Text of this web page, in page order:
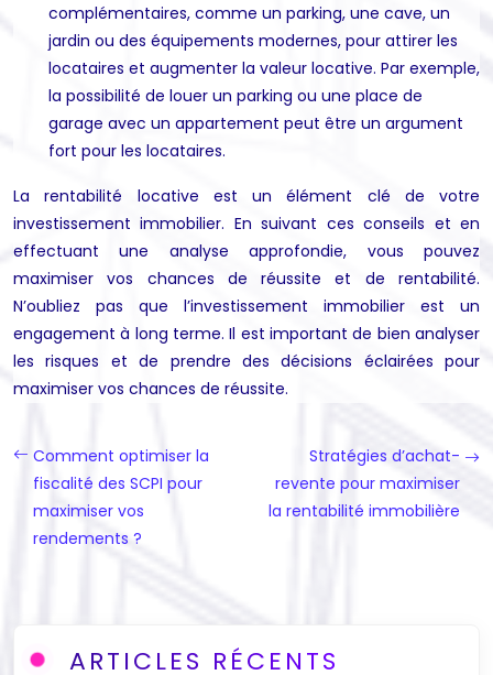
complémentaires, comme un parking, une cave, un
jardin ou des équipements modernes, pour attirer les
locataires et augmenter la valeur locative. Par exemple,
la possibilité de louer un parking ou une place de
garage avec un appartement peut être un argument
fort pour les locataires.
La rentabilité locative est un élément clé de votre
investissement immobilier. En suivant ces conseils et en
effectuant une analyse approfondie, vous pouvez
maximiser vos chances de réussite et de rentabilité.
N’oubliez pas que l’investissement immobilier est un
engagement à long terme. Il est important de bien analyser
les risques et de prendre des décisions éclairées pour
maximiser vos chances de réussite.
Comment optimiser la
fiscalité des SCPI pour
maximiser vos
rendements ?
Stratégies d’achat-
revente pour maximiser
la rentabilité immobilière
ARTICLES RÉCENTS